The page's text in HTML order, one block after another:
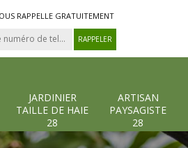
RAPPELLE GRATUITEMENT
JARDINIER
TAILLE DE HAIE
28
ARTISAN
PAYSAGISTE
28